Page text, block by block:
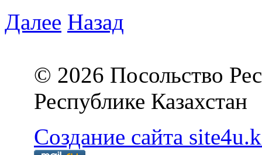
Далее Назад
© 2026 Посольство
Республике Казахстан
Создание сайта